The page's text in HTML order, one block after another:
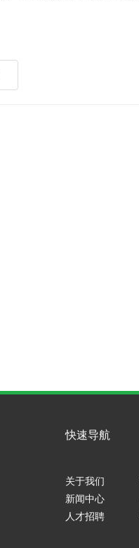
快速导航
关于我们
新闻中心
人才招聘